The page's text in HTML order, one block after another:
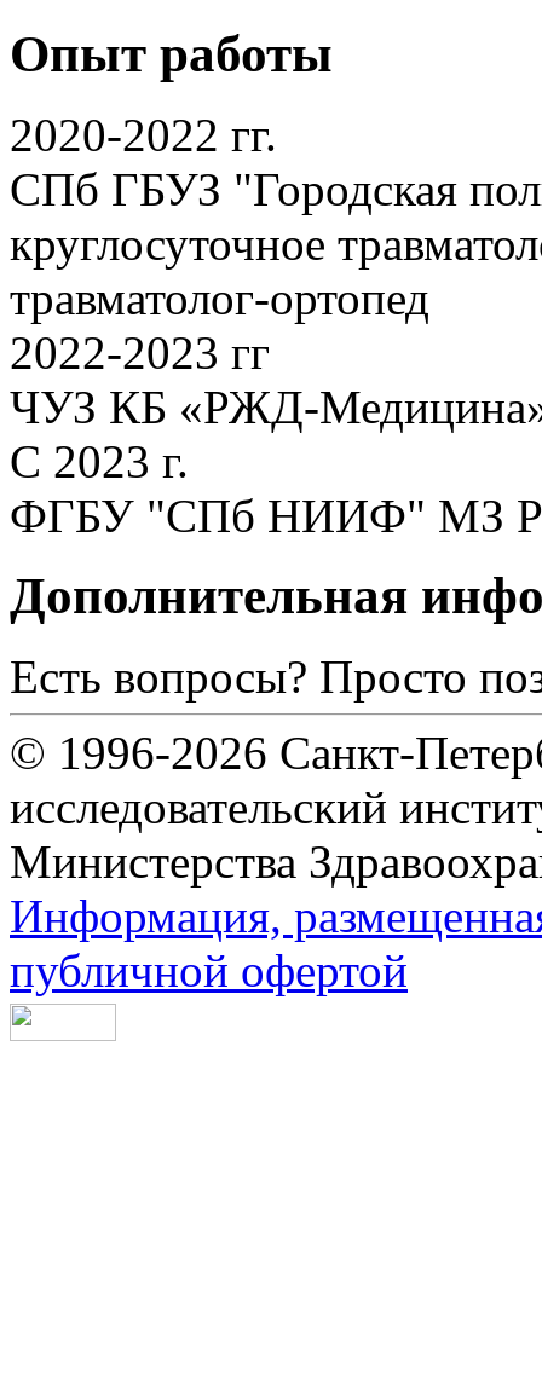
Опыт работы
2020-2022 гг.
СПб ГБУЗ "Городская
круглосуточное
травматолог-ортопед
2022-2023 гг
ЧУЗ КБ «РЖД-Медицина»,
С 2023 г.
ФГБУ "СПб НИИФ" МЗ РФ,
Дополнительная
Есть вопросы? Просто
© 1996-2026 Санкт-
исследовательский
Министерства
Информация,
публичной офертой